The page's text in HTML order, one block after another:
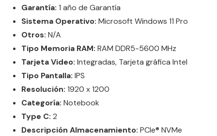
Garantía: 1 año de Garantía
Sistema Operativo: Microsoft Windows 11 Pro
Otros: N/A
Tipo Memoria RAM: RAM DDR5-5600 MHz
Tarjeta Video: Integradas, Tarjeta gráfica Intel
Tipo Pantalla: IPS
Resolución: 1920 x 1200
Categoría: Notebook
Type C: 2
Descripción Almacenamiento: PCIe® NVMe